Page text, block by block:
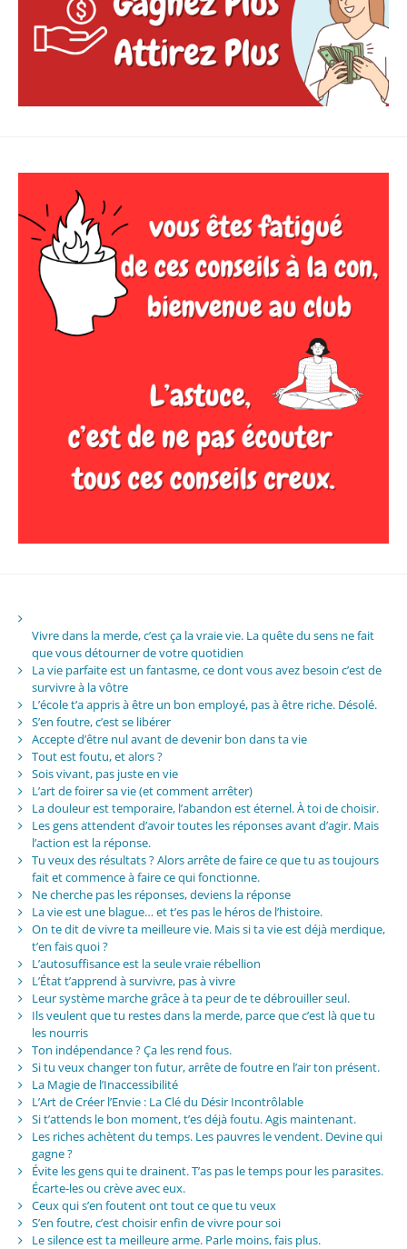
Vivre dans la merde, c’est ça la vraie vie. La quête du sens ne fait
que vous détourner de votre quotidien
La vie parfaite est un fantasme, ce dont vous avez besoin c’est de
survivre à la vôtre
L’école t’a appris à être un bon employé, pas à être riche. Désolé.
S’en foutre, c’est se libérer
Accepte d’être nul avant de devenir bon dans ta vie
Tout est foutu, et alors ?
Sois vivant, pas juste en vie
L’art de foirer sa vie (et comment arrêter)
La douleur est temporaire, l’abandon est éternel. À toi de choisir.
Les gens attendent d’avoir toutes les réponses avant d’agir. Mais
l’action est la réponse.
Tu veux des résultats ? Alors arrête de faire ce que tu as toujours
fait et commence à faire ce qui fonctionne.
Ne cherche pas les réponses, deviens la réponse
La vie est une blague… et t’es pas le héros de l’histoire.
On te dit de vivre ta meilleure vie. Mais si ta vie est déjà merdique,
t’en fais quoi ?
L’autosuffisance est la seule vraie rébellion
L’État t’apprend à survivre, pas à vivre
Leur système marche grâce à ta peur de te débrouiller seul.
Ils veulent que tu restes dans la merde, parce que c’est là que tu
les nourris
Ton indépendance ? Ça les rend fous.
Si tu veux changer ton futur, arrête de foutre en l’air ton présent.
La Magie de l’Inaccessibilité
L’Art de Créer l’Envie : La Clé du Désir Incontrôlable
Si t’attends le bon moment, t’es déjà foutu. Agis maintenant.
Les riches achètent du temps. Les pauvres le vendent. Devine qui
gagne ?
Évite les gens qui te drainent. T’as pas le temps pour les parasites.
Écarte-les ou crève avec eux.
Ceux qui s’en foutent ont tout ce que tu veux
S’en foutre, c’est choisir enfin de vivre pour soi
Le silence est ta meilleure arme. Parle moins, fais plus.